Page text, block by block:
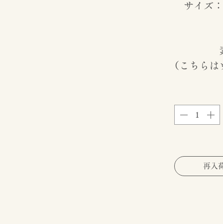
サイズ
（こちら
再入